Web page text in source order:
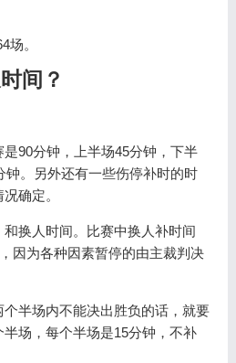
场。
间？
90分钟，上半场45分钟，下半
钟。另外还有一些伤停补时的时
确定。
和换人时间。比赛中换人补时间
因为各种因素暂停的由主裁判决
半场内不能决出胜负的话，就要
场，每个半场是15分钟，不补